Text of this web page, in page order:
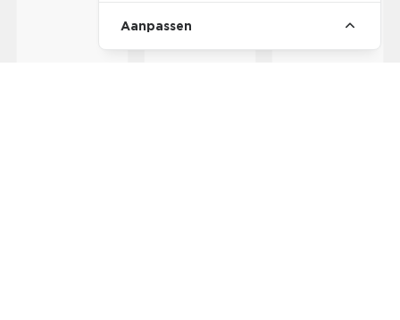
Aanpassen